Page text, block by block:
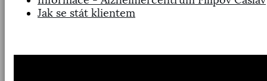
Jak se stát klientem